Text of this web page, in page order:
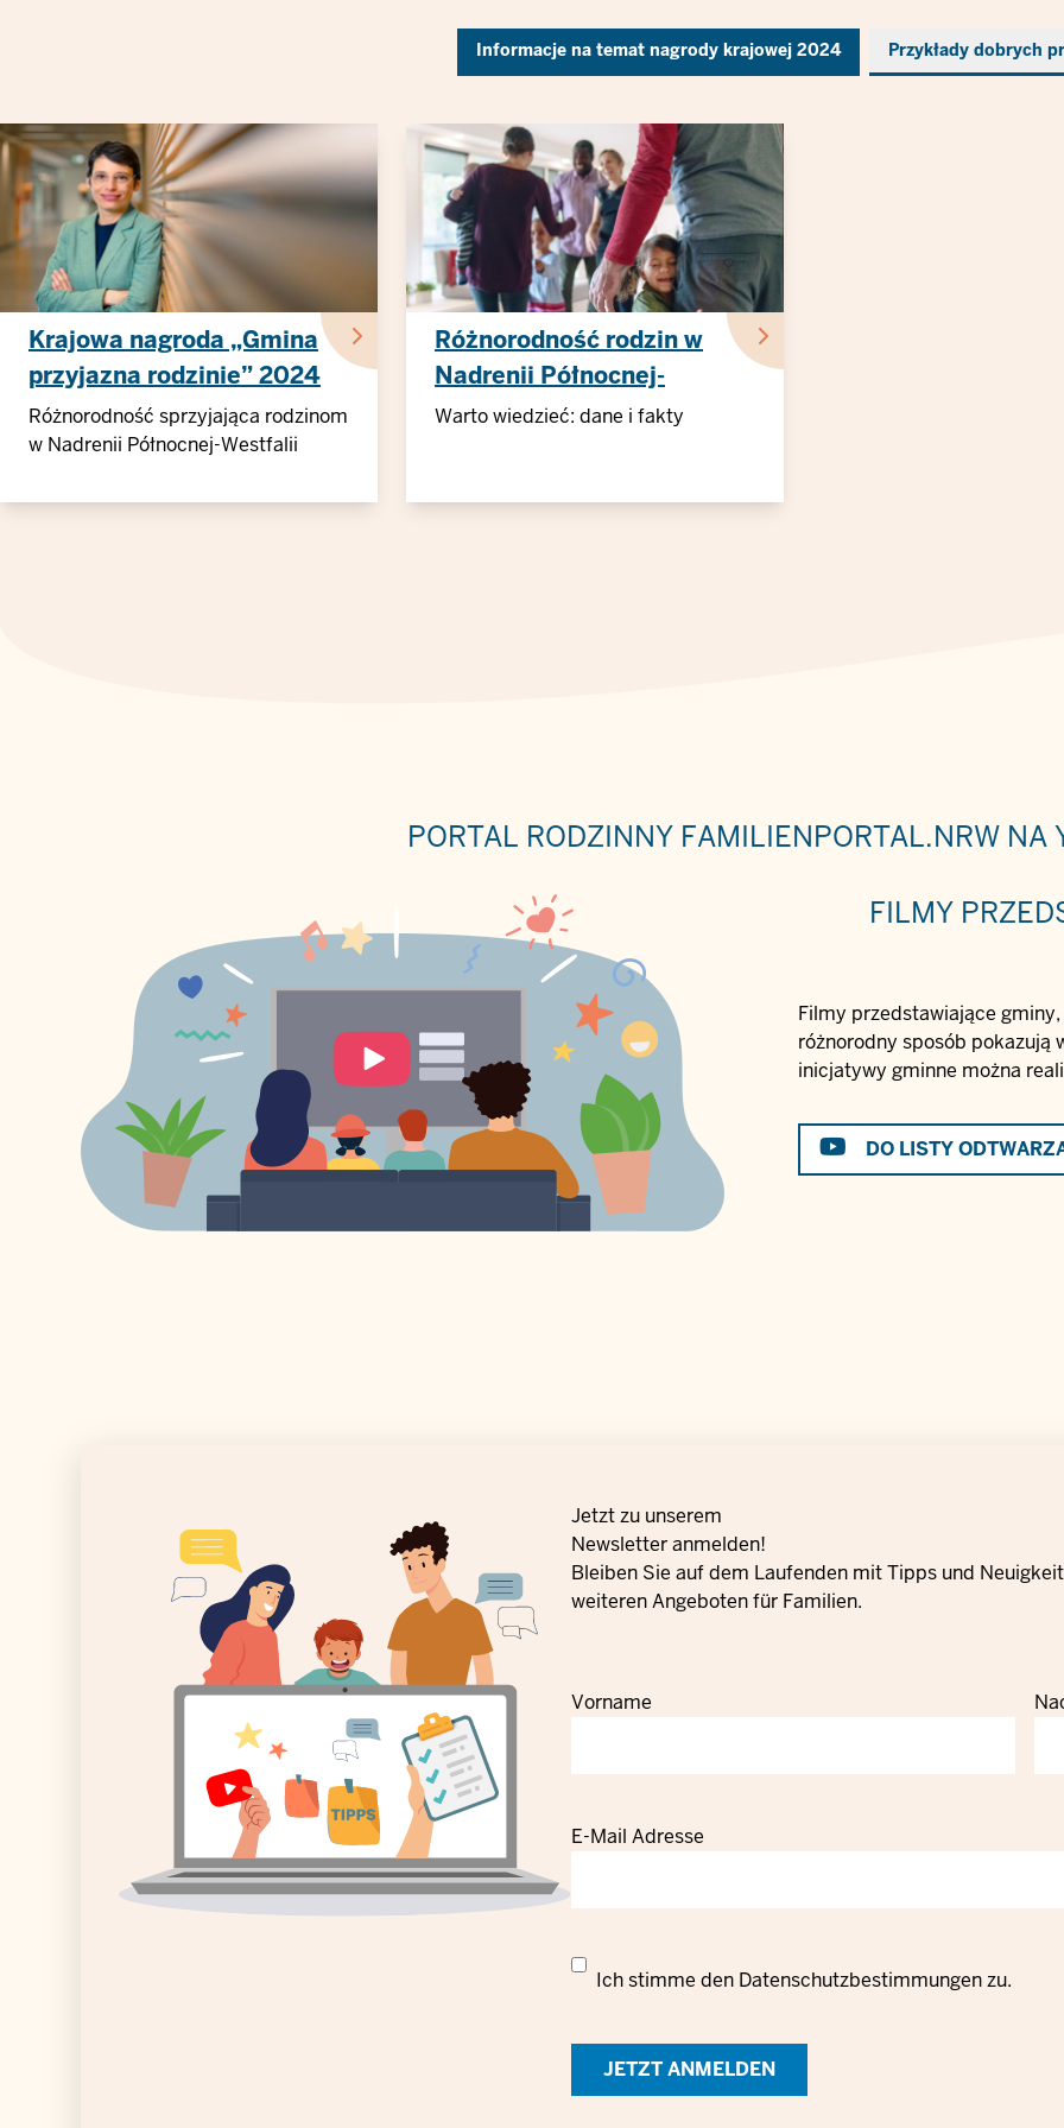
Informacje na temat nagrody krajowej 2024 Przykłady dobrych
Krajowa nagroda „Gmina
przyjazna rodzinie” 2024
Różnorodność sprzyjająca rodzinom
w Nadrenii Północnej-Westfalii
Różnorodność rodzin w
Nadrenii Północnej-
Westfalii
Warto wiedzieć: dane i fakty
PORTAL RODZINNY FAMILIENPORTAL.NRW NA
FILMY
Filmy przedstawiające
różnorodny sposób pokazują
inicjatywy gminne można
DO LISTY
Jetzt zu unserem
Newsletter anmelden!
Bleiben Sie auf dem Laufenden mit Tipps und
weiteren Angeboten für Familien.
Vorname
E-Mail Adresse
Datenschutzrechtliche
Verarbeitung
Ich stimme den Datenschutzbestimmungenzu.